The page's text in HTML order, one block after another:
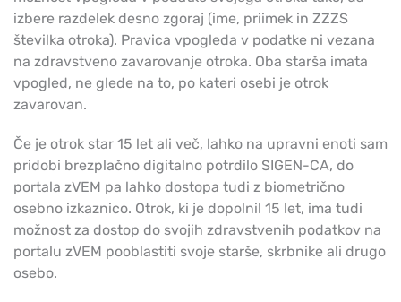
izbere razdelek desno zgoraj (ime, priimek in ZZZS
številka otroka). Pravica vpogleda v podatke ni vezana
na zdravstveno zavarovanje otroka. Oba starša imata
vpogled, ne glede na to, po kateri osebi je otrok
zavarovan.
Če je otrok star 15 let ali več, lahko na upravni enoti sam
pridobi brezplačno digitalno potrdilo SIGEN-CA, do
portala zVEM pa lahko dostopa tudi z biometrično
osebno izkaznico. Otrok, ki je dopolnil 15 let, ima tudi
možnost za dostop do svojih zdravstvenih podatkov na
portalu zVEM pooblastiti svoje starše, skrbnike ali drugo
osebo.